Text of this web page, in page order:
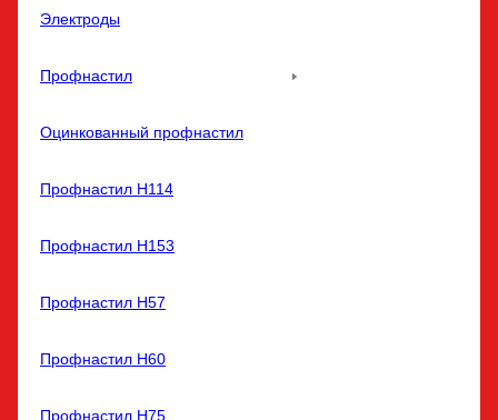
Электроды
Профнастил
Оцинкованный профнастил
Профнастил Н114
Профнастил Н153
Профнастил Н57
Профнастил Н60
Профнастил Н75